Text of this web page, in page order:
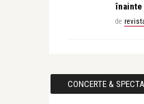
înainte
de
CONCERTE &